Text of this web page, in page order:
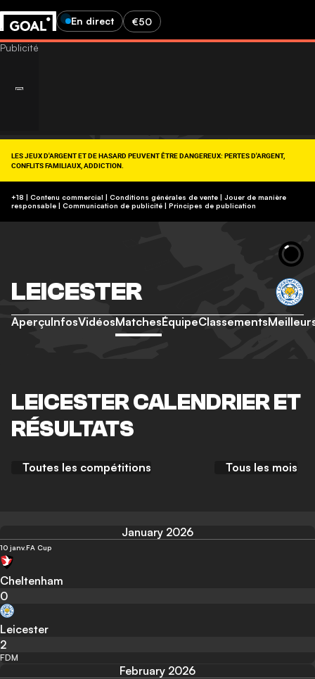
En direct €50
LES JEUX D'ARGENT ET DE HASARD PEUVENT ÊTRE DANGEREUX: PERTES D'ARGENT,
CONFLITS FAMILIAUX, ADDICTION.
https://www.joueurs-info-service.fr/
+18 | Contenu commercial | Conditions générales de vente | Jouer de manière
responsable | Communication de publicité | Principes de publication
LEICESTER
AperçuInfosVidéosMatchesÉquipeClassements
LEICESTER CALENDRIER ET
RÉSULTATS
Toutes les compétitions Tous les mois
January 2026
10 janv.FA Cup
Cheltenham
0
Leicester
2
FDM
February 2026